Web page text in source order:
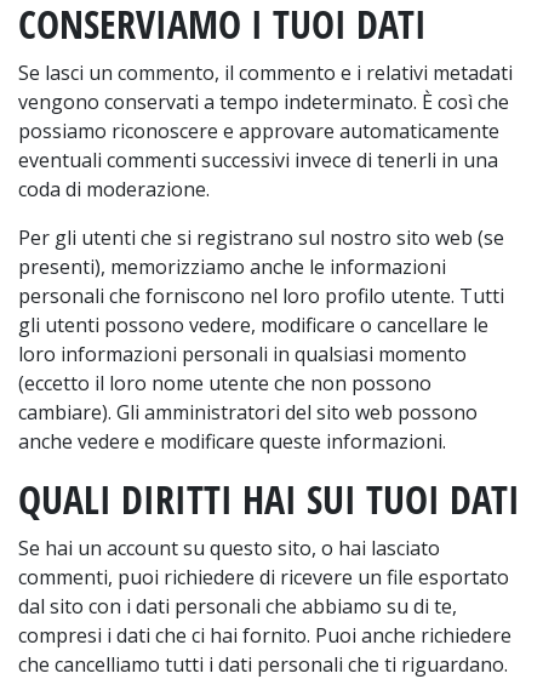
CONSERVIAMO I TUOI DATI
Se lasci un commento, il commento e i relativi metadati
vengono conservati a tempo indeterminato. È così che
possiamo riconoscere e approvare automaticamente
eventuali commenti successivi invece di tenerli in una
coda di moderazione.
Per gli utenti che si registrano sul nostro sito web (se
presenti), memorizziamo anche le informazioni
personali che forniscono nel loro profilo utente. Tutti
gli utenti possono vedere, modificare o cancellare le
loro informazioni personali in qualsiasi momento
(eccetto il loro nome utente che non possono
cambiare). Gli amministratori del sito web possono
anche vedere e modificare queste informazioni.
QUALI DIRITTI HAI SUI TUOI DATI
Se hai un account su questo sito, o hai lasciato
commenti, puoi richiedere di ricevere un file esportato
dal sito con i dati personali che abbiamo su di te,
compresi i dati che ci hai fornito. Puoi anche richiedere
che cancelliamo tutti i dati personali che ti riguardano.